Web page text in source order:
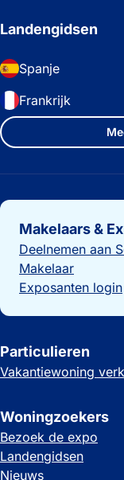
Landengidsen
Spanje
Frankrijk
Belangrijke links
Makelaars &
Deelnemen aan
Makelaar
Exposanten login
Particulieren
Vakantiewoning
Woningzoekers
Bezoek de expo
Landengidsen
Nieuws